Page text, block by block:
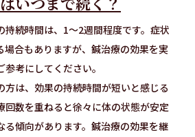
持続時間は、1〜2週間程度です。症状
場合もありますが、鍼治療の効果を実
考にしてください。
方は、効果の持続時間が短いと感じる
回数を重ねると徐々に体の状態が安定
る傾向があります。鍼治療の効果を継